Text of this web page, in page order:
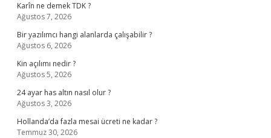
Karîn ne demek TDK ?
Ağustos 7, 2026
Bir yazılımcı hangi alanlarda çalışabilir ?
Ağustos 6, 2026
Kin açılımı nedir ?
Ağustos 5, 2026
24 ayar has altın nasıl olur ?
Ağustos 3, 2026
Hollanda’da fazla mesai ücreti ne kadar ?
Temmuz 30, 2026